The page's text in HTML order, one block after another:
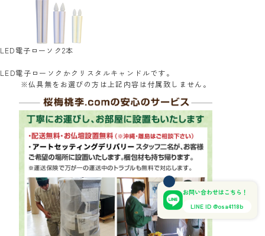
LED電子ローソク2本
LED電子ローソクかクリスタルキャンドルです。
※仏具無をお選びの方は上記内容は付属致しません。
お問い合わせはこちら！
LINE ID @osa4118b